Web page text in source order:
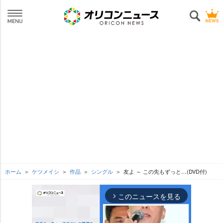
ホーム ケツメイシ 作品 シングル 友よ ～ この先もずっと…(DVD付)
arrow_forward_ios このニュースを見る